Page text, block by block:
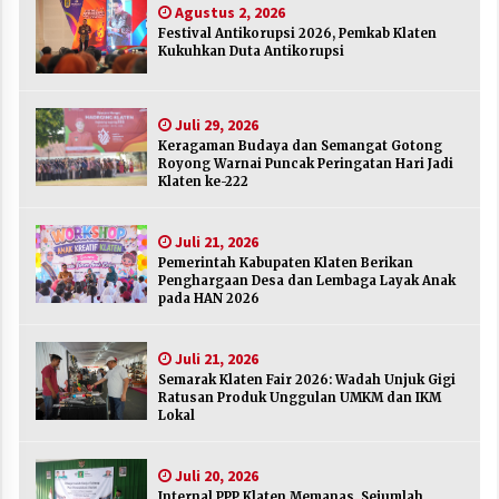
Agustus 2, 2026
Juli 29, 2026
Pemerintah Kabupaten Klaten Berikan
Juli 21, 2026
Semarak Klaten Fair 2026: Wadah Unjuk Gigi
Ratusan Produk Unggulan UMKM dan IKM
Internal PPP Klaten Memanas, Sejumlah Ketua
PAC Nyatakan Mundur Massal
Merayakan Sekolah sebagai Rumah Kedua
Agustus 2, 2026
Festival Antikorupsi 2026, Pemkab Klaten
Kukuhkan Duta Antikorupsi
Juli 29, 2026
Keragaman Budaya dan Semangat Gotong
Royong Warnai Puncak Peringatan Hari Jadi
Klaten ke-222
Juli 21, 2026
Pemerintah Kabupaten Klaten Berikan
Penghargaan Desa dan Lembaga Layak Anak
pada HAN 2026
Juli 21, 2026
Semarak Klaten Fair 2026: Wadah Unjuk Gigi
Ratusan Produk Unggulan UMKM dan IKM
Lokal
Juli 20, 2026